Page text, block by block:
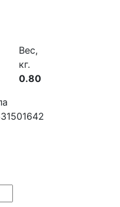
Вес,
кг.
0.80